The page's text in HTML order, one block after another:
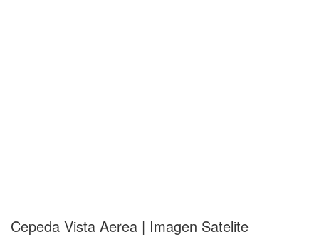
Cepeda Vista Aerea | Imagen Satelite